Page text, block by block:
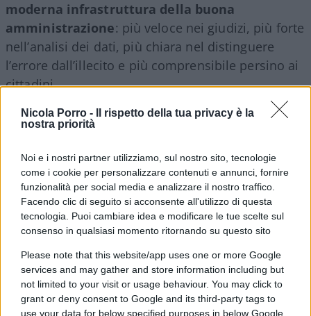
Nicola Porro -
Il rispetto della tua privacy è la
nostra priorità
Noi e i nostri partner utilizziamo, sul nostro sito, tecnologie
come i cookie per personalizzare contenuti e annunci, fornire
funzionalità per social media e analizzare il nostro traffico.
Facendo clic di seguito si acconsente all'utilizzo di questa
tecnologia. Puoi cambiare idea e modificare le tue scelte sul
consenso in qualsiasi momento ritornando su questo sito
Please note that this website/app uses one or more Google
services and may gather and store information including but
not limited to your visit or usage behaviour. You may click to
grant or deny consent to Google and its third-party tags to
use your data for below specified purposes in below Google
moderna infrastruttura della buona
amministrazione: più veloce nei giudizi, più forte
nell’analisi dei dati, più chiara nel distinguere
l’errore dall’illecito e più comprensibile persino ai
cittadini.
Perché chi amministra in buona fede deve poter
poter dormire altrettanto tranquillo, sapendo
che qualcuno continua a controllare come
vengono spesi i suoi soldi. Machiavelli,
probabilmente, avrebbe capito anche questo.